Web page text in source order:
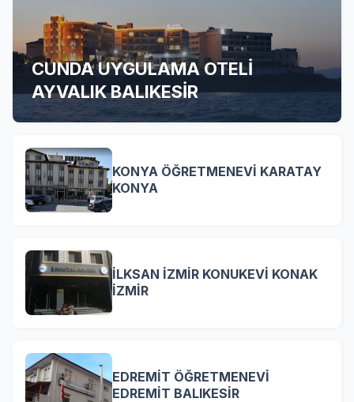
CUNDA UYGULAMA OTELİ
AYVALIK BALIKESİR
KONYA ÖĞRETMENEVİ KARATAY
KONYA
İLKSAN İZMİR KONUKEVİ KONAK
İZMİR
EDREMİT ÖĞRETMENEVİ
EDREMİT BALIKESİR